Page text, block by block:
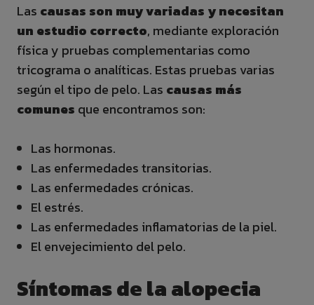
Las causas son muy variadas y necesitan
un estudio correcto, mediante exploración
física y pruebas complementarias como
tricograma o analíticas. Estas pruebas varias
según el tipo de pelo. Las causas más
comunes que encontramos son:
Las hormonas.
Las enfermedades transitorias.
Las enfermedades crónicas.
El estrés.
Las enfermedades inflamatorias de la piel.
El envejecimiento del pelo.
Síntomas de la alopecia